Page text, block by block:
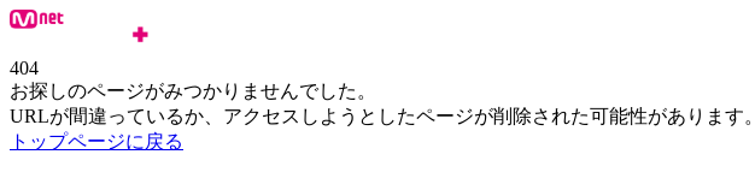
404
お探しのページがみつかりませんでした。
URLが間違っているか、アクセスしようとしたページが削除された可能性があります。
トップページに戻る